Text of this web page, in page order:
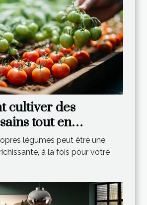
cultiver des
tout en
de l'argent
légumes peut être une
à la fois pour votre